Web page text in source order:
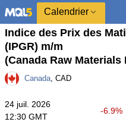
Calendrier
Indice des Prix des
(IPGR) m/m
(Canada Raw Materials
Canada, CAD
24 juil. 2026
12:30 GMT
-6.9%